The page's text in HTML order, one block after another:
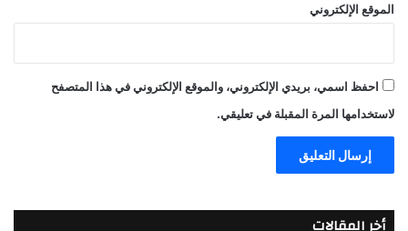
الموقع الإلكتروني
احفظ اسمي، بريدي الإلكتروني، والموقع الإلكتروني في هذا المتصفح
لاستخدامها المرة المقبلة في تعليقي.
أخر المقالات